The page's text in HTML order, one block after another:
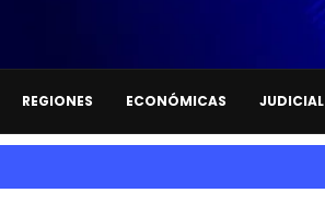
REGIONES ECONÓMICAS JUDICIAL